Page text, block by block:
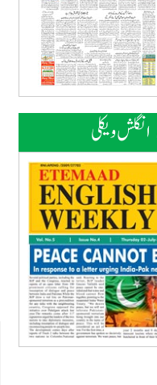
انگلش ویکلی